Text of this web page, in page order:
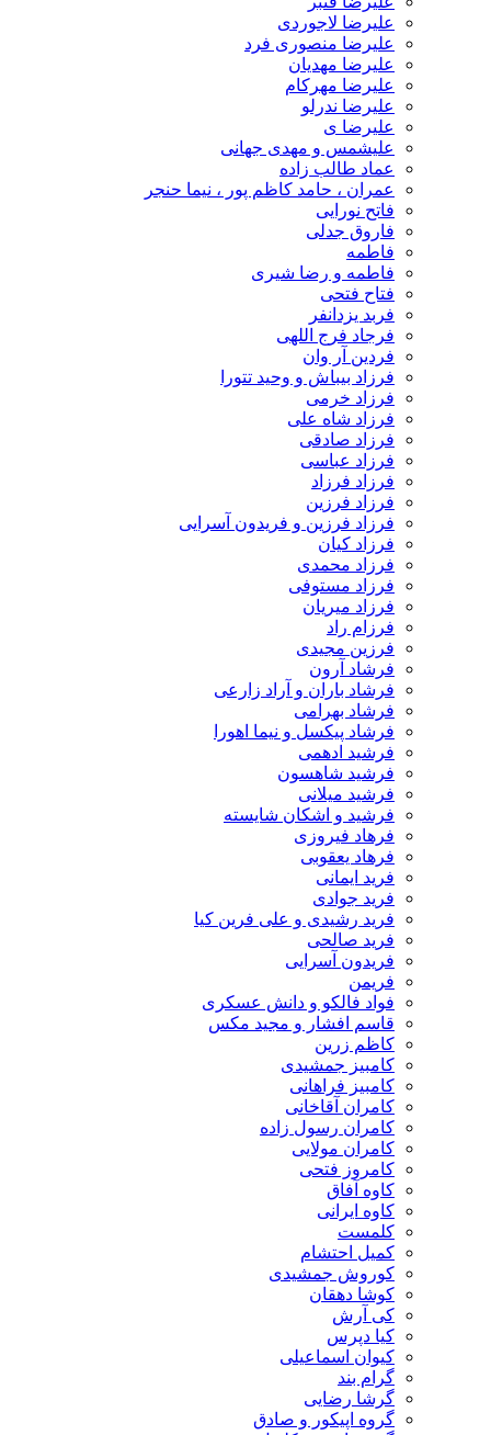
علیرضا لاجوردی
علیرضا منصوری فرد
علیرضا مهدیان
علیرضا مهرکام
علیرضا ندرلو
علیرضا ی
علیشمس و مهدی جهانی
عماد طالب زاده
عمران ، حامد کاظم پور ، نیما حنجر
فاتح نورایی
فاروق جدلی
فاطمه
فاطمه و رضا شیری
فتاح فتحی
فربد یزدانفر
فرجاد فرج اللهی
فردین آر وان
فرزاد بیباش و وحید تتورا
فرزاد خرمی
فرزاد شاه علی
فرزاد صادقی
فرزاد عباسی
فرزاد فرزاد
فرزاد فرزین
فرزاد فرزین و فریدون آسرایی
فرزاد کیان
فرزاد محمدی
فرزاد مستوفی
فرزاد میریان
فرزام راد
فرزین مجیدی
فرشاد آرون
فرشاد باران و آراد زارعی
فرشاد بهرامی
فرشاد پیکسل و نیما اهورا
فرشید ادهمی
فرشید شاهسون
فرشید میلانی
فرشید و اشکان شایسته
فرهاد فیروزی
فرهاد یعقوبی
فرید ایمانی
فرید جوادی
فرید رشیدی و علی فرین کیا
فرید صالحی
فریدون آسرایی
فریمن
فواد فالکو و دانش عسکری
قاسم افشار و مجید مکس
کاظم زرین
کامبیز جمشیدی
کامبیز فراهانی
کامران آقاخانی
کامران رسول زاده
کامران مولایی
کامروز فتحی
کاوه آفاق
کاوه ایرانی
کلمست
کمیل احتشام
کوروش جمشیدی
کوشا دهقان
کی آرش
کیا دپرس
کیوان اسماعیلی
گرام بند
گرشا رضایی
گروه اپیکور و صادق